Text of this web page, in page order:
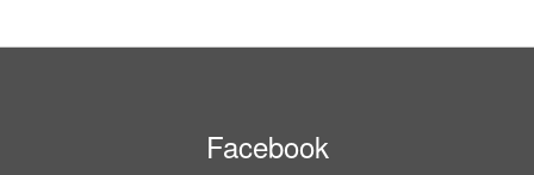
Facebook